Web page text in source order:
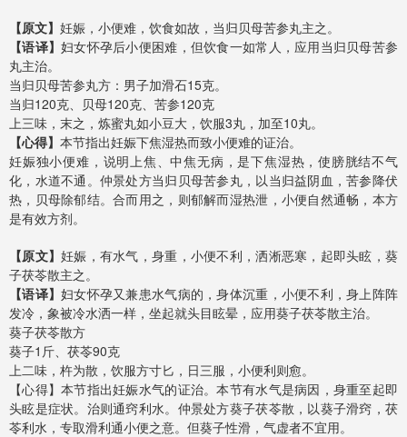
【原文】 妊娠，小便难，饮食如故，当归贝母苦参丸主之。
【语译】妇女怀孕后小便困难，但饮食一如常人，应用当归贝母苦参
丸主治。
当归贝母苦参丸方：男子加滑石15克。
当归120克、贝母120克、苦参120克
上三味，末之，炼蜜丸如小豆大，饮服3丸，加至10丸。
【心得】 本节指出妊娠下焦湿热而致小便难的证治。
妊娠独小便难，说明上焦、中焦无病，是下焦湿热，使膀胱结不气
化，水道不通。仲景处方当归贝母苦参丸，以当归益阴血，苦参降伏
热，贝母除郁结。合而用之，则郁解而湿热泄，小便自然通畅，本方
是有效方剂。
【原文】妊娠，有水气，身重，小便不利，洒淅恶寒，起即头眩，葵
子茯苓散主之。
【语译】妇女怀孕又兼患水气病的，身体沉重，小便不利，身上阵阵
发冷，象被冷水洒一样，坐起就头目眩晕，应用葵子茯苓散主治。
葵子茯苓散方
葵子1斤、茯苓90克
上二味，杵为散，饮服方寸匕，日三服，小便利则愈。
【心得】本节指出妊娠水气的证治。本节有水气是病因，身重至起即
头眩是症状。治则通窍利水。仲景处方葵子茯苓散，以葵子滑窍，茯
苓利水，专取滑利通小便之意。但葵子性滑，气虚者不宜用。